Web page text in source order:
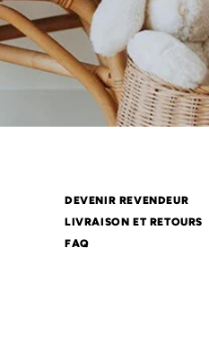
DEVENIR REVENDEUR
LIVRAISON ET RETOURS
FAQ